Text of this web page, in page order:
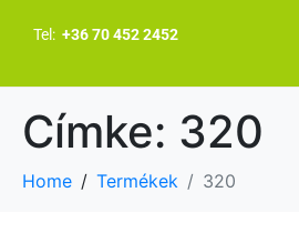
Tel: +36 70 452 2452
Címke: 320
Home Termékek 320